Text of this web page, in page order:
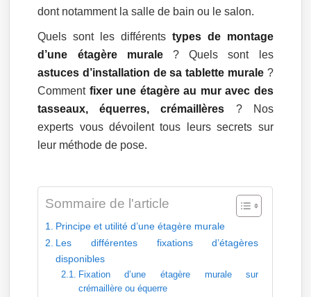
dont notamment la salle de bain ou le salon.
Quels sont les différents types de montage
d’une étagère murale? Quels sont les
astuces d’installation de sa tablette murale?
Comment fixer une étagère au mur avec des
tasseaux, équerres, crémaillères ? Nos
experts vous dévoilent tous leurs secrets sur
leur méthode de pose.
Sommaire de l'article
Principe et utilité d’une étagère murale
Les différentes fixations d’étagères
disponibles
Fixation d’une étagère murale sur
crémaillère ou équerre